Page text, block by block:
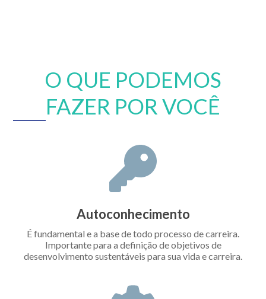
O QUE PODEMOS
FAZER POR VOCÊ
Autoconhecimento
É fundamental e a base de todo processo de carreira.
Importante para a definição de objetivos de
desenvolvimento sustentáveis para sua vida e carreira.